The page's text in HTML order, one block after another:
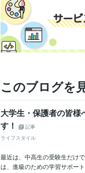
このブログを
大学生・保護者の皆様
す！
記事
ライフスタイル
最近は、中高生の受験生だけ
は、進級のための学習サポー